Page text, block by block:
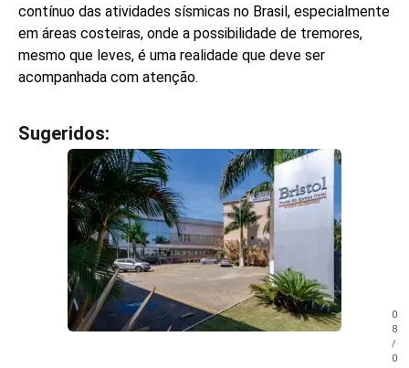
contínuo das atividades sísmicas no Brasil, especialmente
em áreas costeiras, onde a possibilidade de tremores,
mesmo que leves, é uma realidade que deve ser
acompanhada com atenção.
Sugeridos:
0
8
/
0